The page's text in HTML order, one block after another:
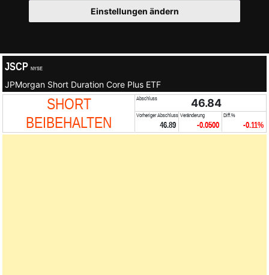
Einstellungen ändern
JSCP NYSE
JPMorgan Short Duration Core Plus ETF
SHORT
BEIBEHALTEN
Abschluss 46.84
Vorheriger Abschluss
46.89
Veränderung
-0.0500
Diff.%
-0.11%